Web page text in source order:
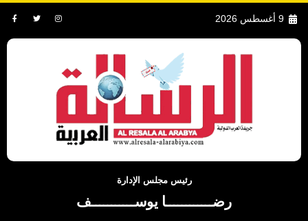
9 أغسطس 2026
رئيس مجلس الإدارة
رضــــــــــــا يوســـــــــــف